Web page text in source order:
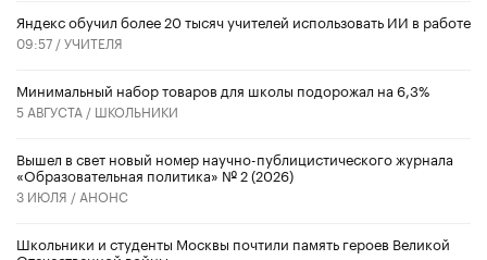
​Яндекс обучил более 20 тысяч учителей использовать ИИ в работе
09:57 /УЧИТЕЛЯ
Минимальный набор товаров для школы подорожал на 6,3%
5 АВГУСТА / ШКОЛЬНИКИ
Вышел в свет новый номер научно-публицистического журнала
«Образовательная политика» № 2 (2026)
3 ИЮЛЯ / АНОНС
Школьники и студенты Москвы почтили память героев Великой